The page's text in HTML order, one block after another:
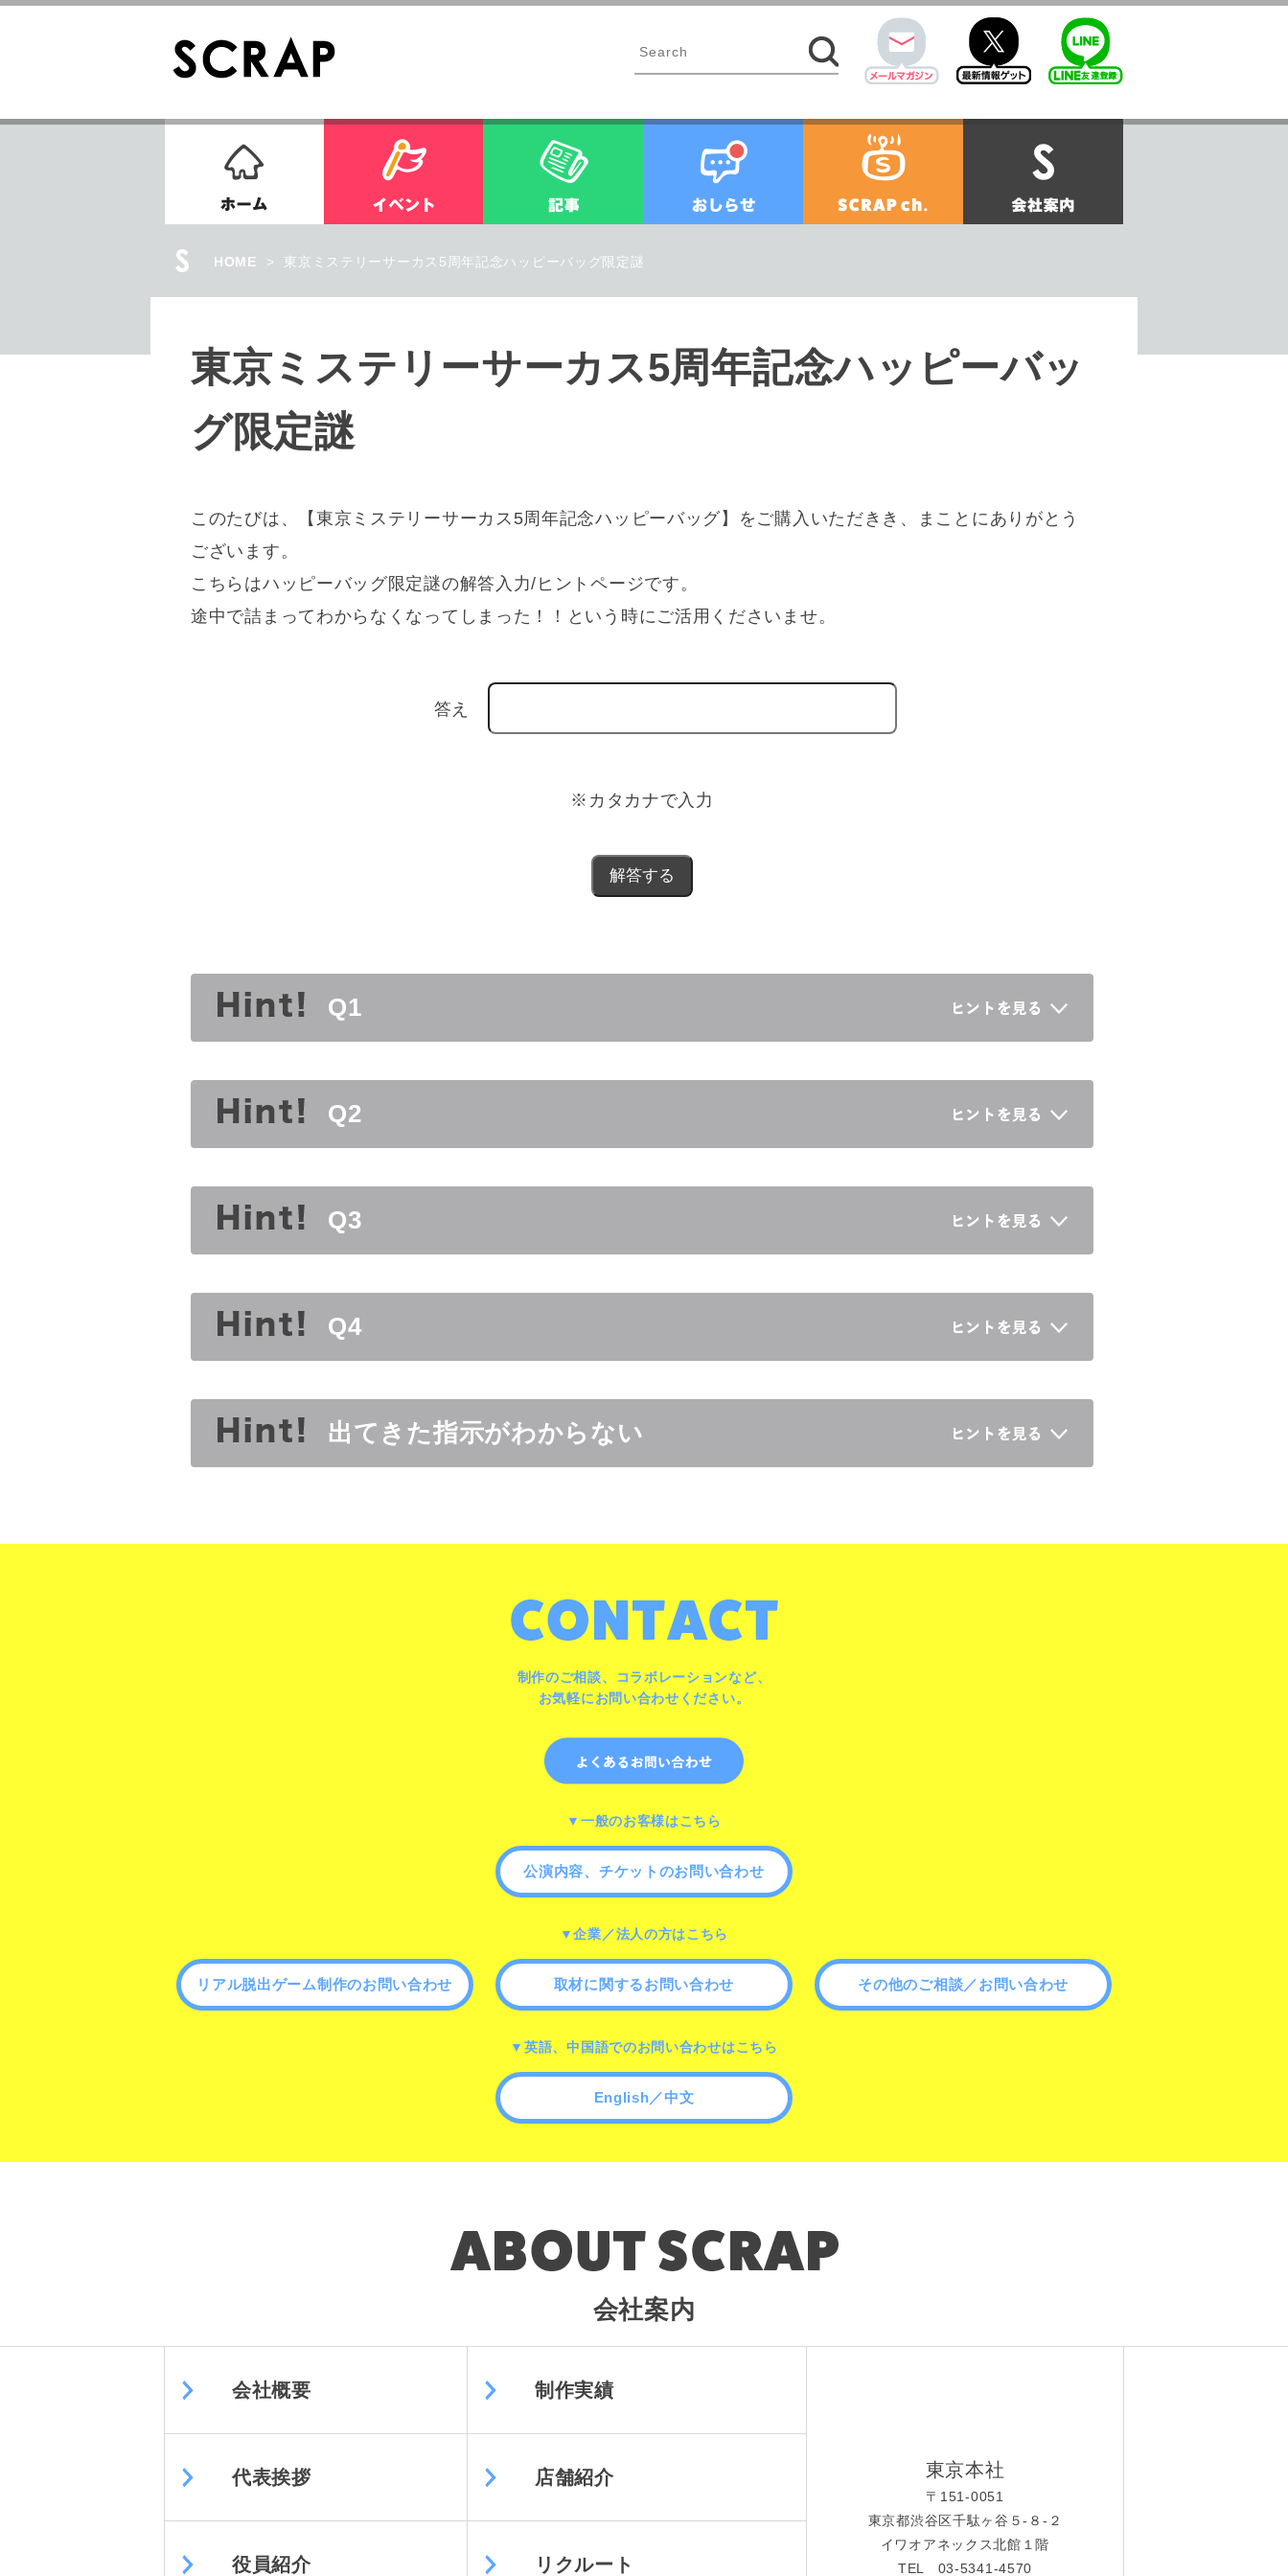
twitter
ホーム イベント 記事 お知らせ 会社案内
HOME > 東京ミステリーサーカス5周年記念ハッピーバッグ限定謎
東京ミステリーサーカス5周年記念ハッピーバッ
グ限定謎
このたびは、【東京ミステリーサーカス5周年記念ハッピーバッグ】をご購入いただきき、まことにありがとう
ございます。
こちらはハッピーバッグ限定謎の解答入力/ヒントページです。
途中で詰まってわからなくなってしまった！！という時にご活用くださいませ。
答え
※カタカナで入力
Q1
Q2
Q3
Q4
出てきた指示がわからない
制作のご相談、コラボレーションなど、
お気軽にお問い合わせください。
▼一般のお客様はこちら
公演内容、チケットのお問い合わせ
▼企業／法人の方はこちら
リアル脱出ゲーム制作のお問い合わせ 取材に関するお問い合わせ その他のご相談／お問い合わせ
▼英語、中国語でのお問い合わせはこちら
English／中文
会社案内
会社概要 制作実績
代表挨拶 店舗紹介
役員紹介 リクルート
東京本社
〒151-0051
東京都渋谷区千駄ヶ谷５-８-２
イワオアネックス北館１階
TEL 03-5341-4570